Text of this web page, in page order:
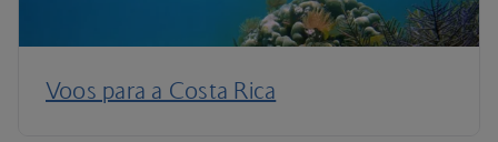
Voos para a Costa Rica